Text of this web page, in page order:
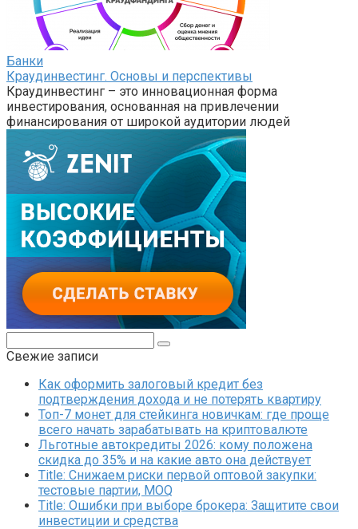
Банки
Краудинвестинг. Основы и перспективы
Краудинвестинг – это инновационная форма
инвестирования, основанная на привлечении
финансирования от широкой аудитории людей
Свежие записи
Как оформить залоговый кредит без
подтверждения дохода и не потерять квартиру
Топ-7 монет для стейкинга новичкам: где проще
всего начать зарабатывать на криптовалюте
Льготные автокредиты 2026: кому положена
скидка до 35% и на какие авто она действует
Title: Снижаем риски первой оптовой закупки:
тестовые партии, MOQ
Title: Ошибки при выборе брокера: Защитите свои
инвестиции и средства